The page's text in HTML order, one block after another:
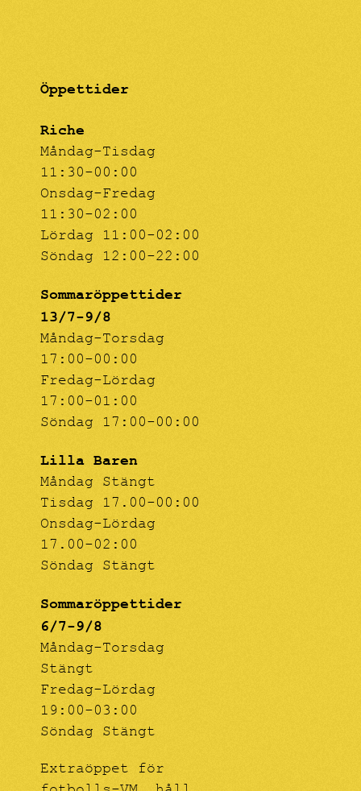
Öppettider
Riche
Måndag-Tisdag
11:30-00:00
Onsdag-Fredag
11:30-02:00
Lördag 11:00-02:00
Söndag 12:00-22:00
Sommaröppettider
13/7-9/8
Måndag-Torsdag
17:00-00:00
Fredag-Lördag
17:00-01:00
Söndag 17:00-00:00
Lilla Baren
Måndag Stängt
Tisdag 17.00-00:00
Onsdag-Lördag
17.00-02:00
Söndag Stängt
Sommaröppettider
6/7-9/8
Måndag-Torsdag
Stängt
Fredag-Lördag
19:00-03:00
Söndag Stängt
Extraöppet för